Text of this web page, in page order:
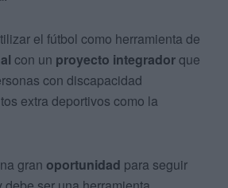
el fútbol como herramienta de
con un proyecto integradorque
con discapacidad
extra deportivos como la
gran oportunidad para seguir